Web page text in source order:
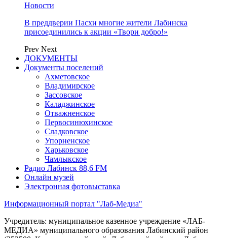
Новости
В преддверии Пасхи многие жители Лабинска
присоединились к акции «Твори добро!»
Prev Next
ДОКУМЕНТЫ
Документы поселений
Ахметовское
Владимирское
Зассовское
Каладжинское
Отважненское
Первосинюхинское
Сладковское
Упорненское
Харьковское
Чамлыкское
Радио Лабинск 88,6 FM
Онлайн музей
Электронная фотовыставка
Информационный портал "Лаб-Медиа"
Учредитель: муниципальное казенное учреждение «ЛАБ-
МЕДИА» муниципального образования Лабинский район